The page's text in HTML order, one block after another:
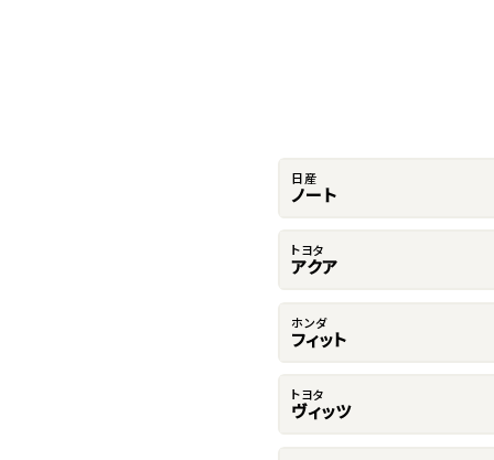
日産
ノート
トヨタ
アクア
ホンダ
フィット
トヨタ
ヴィッツ